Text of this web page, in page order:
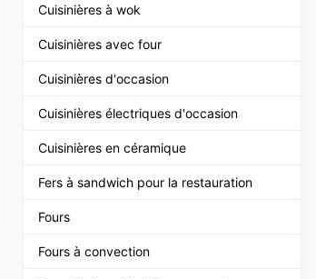
Cuisinières à wok
Cuisinières avec four
Cuisinières d'occasion
Cuisinières électriques d'occasion
Cuisinières en céramique
Fers à sandwich pour la restauration
Fours
Fours à convection